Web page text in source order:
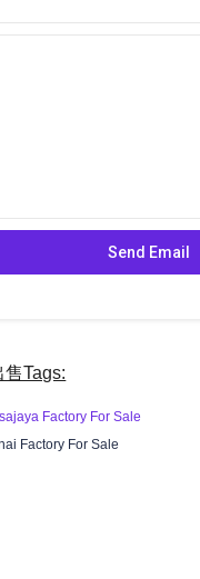
售Tags:
Factory For Sale
Factory For Sale